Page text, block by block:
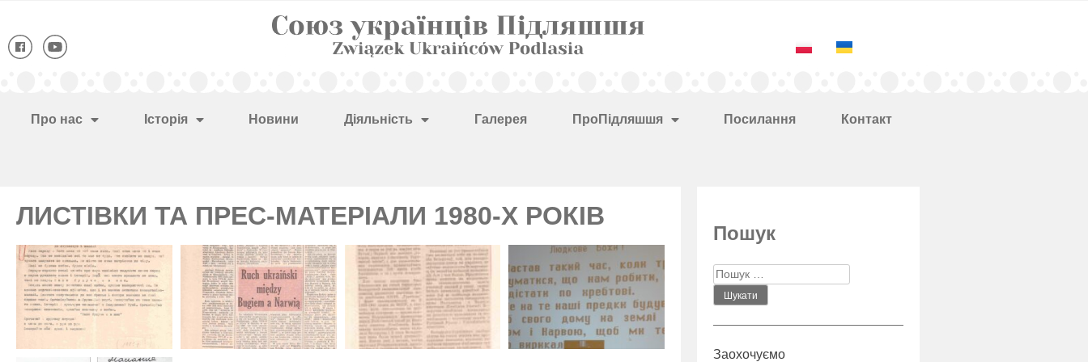
Про нас Історія Новини Діяльність Галерея ПроПідляшшя Посилання Контакт
ЛИСТІВКИ ТА ПРЕС-МАТЕРІАЛИ 1980-Х РОКІВ
Пошук
Заохочуємо